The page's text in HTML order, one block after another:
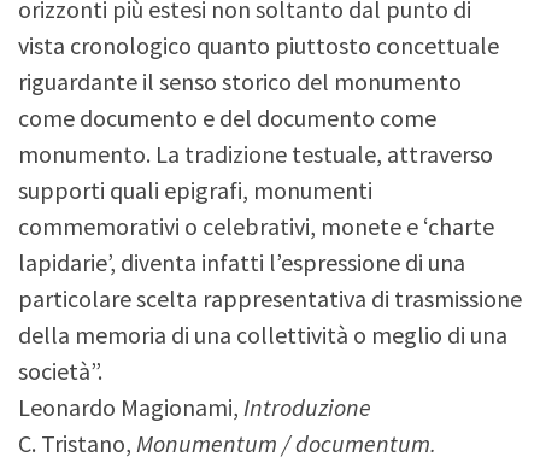
orizzonti più estesi non soltanto dal punto di
vista cronologico quanto piuttosto concettuale
riguardante il senso storico del monumento
come documento e del documento come
monumento. La tradizione testuale, attraverso
supporti quali epigrafi, monumenti
commemorativi o celebrativi, monete e ‘charte
lapidarie’, diventa infatti l’espressione di una
particolare scelta rappresentativa di trasmissione
della memoria di una collettività o meglio di una
società”.
Leonardo Magionami, Introduzione
C. Tristano, Monumentum / documentum.